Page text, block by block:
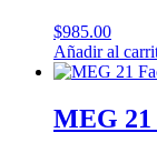
$985.00
Añadir al
MEG 21